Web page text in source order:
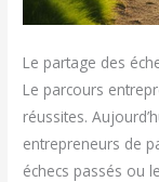
Le partage des
Le parcours
réussites.
entrepreneurs de
échecs passés ou